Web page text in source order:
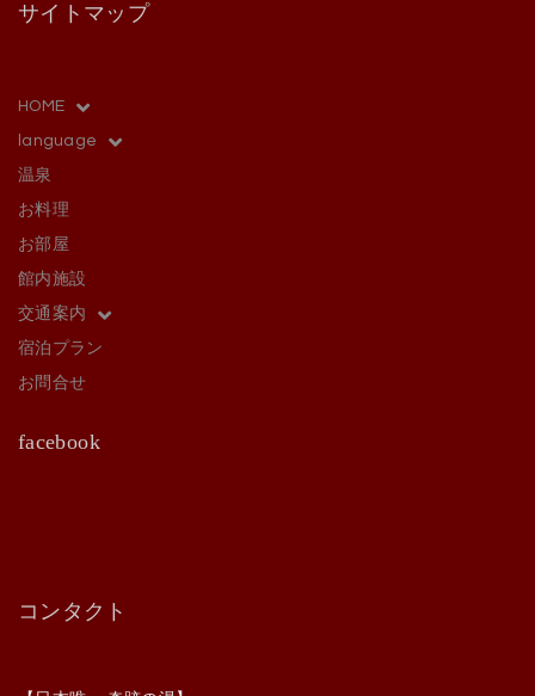
サイトマップ
HOME
language
温泉
お料理
お部屋
館内施設
交通案内
宿泊プラン
お問合せ
facebook
コンタクト